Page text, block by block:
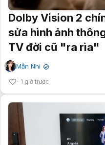
Dolby Vision 2
sửa hình ảnh
TV đời cũ "ra rìa"
Mẫn Nhi ✔
1 giờ trước